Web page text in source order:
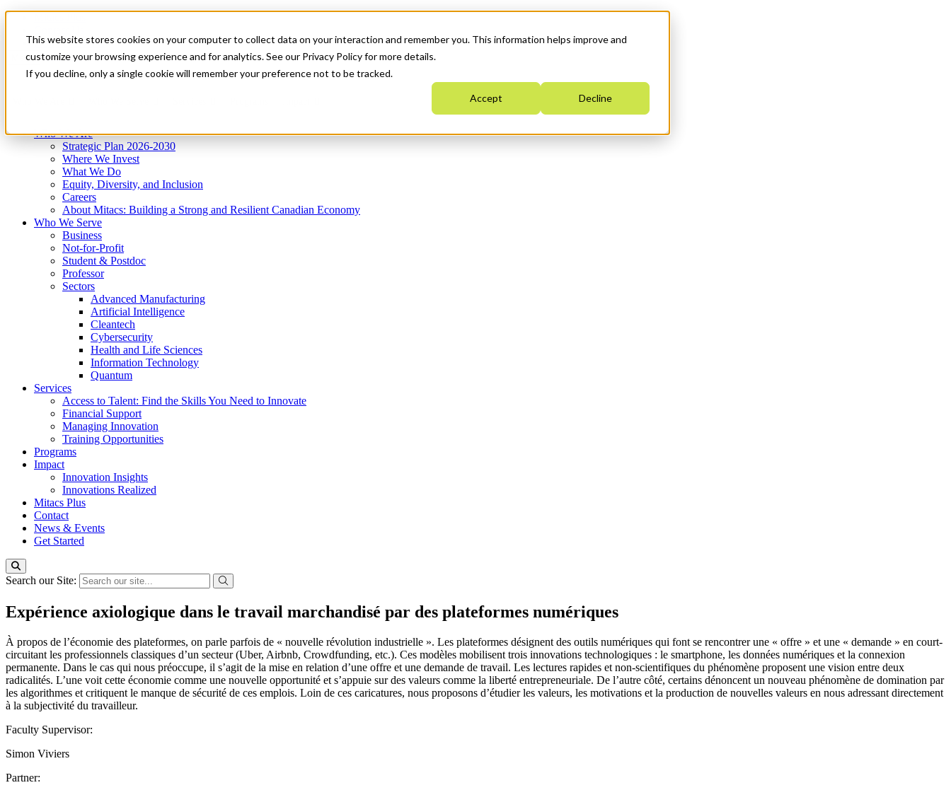
This website stores cookies on your computer to collect data on your interaction and remember you. This information helps improve and
customize your browsing experience and for analytics. See our Privacy Policy for more details.
If you decline, only a single cookie will remember your preference not to be tracked.
Accept Decline
News & Events
Get Started
Menu
Who We Are
Strategic Plan 2026-2030
Where We Invest
What We Do
Equity, Diversity, and Inclusion
Careers
About Mitacs: Building a Strong and Resilient Canadian Economy
Who We Serve
Business
Not-for-Profit
Student & Postdoc
Professor
Sectors
Advanced Manufacturing
Artificial Intelligence
Cleantech
Cybersecurity
Health and Life Sciences
Information Technology
Quantum
Services
Access to Talent: Find the Skills You Need to Innovate
Financial Support
Managing Innovation
Training Opportunities
Programs
Impact
Innovation Insights
Innovations Realized
Mitacs Plus
Contact
News & Events
Get Started
Search our Site:
Expérience axiologique dans le travail marchandisé par des plateformes numériques
À propos de l’économie des plateformes, on parle parfois de « nouvelle révolution industrielle ». Les plateformes désignent des outils numériques qui font se rencontrer une « offre » et une « demande » en court-
circuitant les professionnels classiques d’un secteur (Uber, Airbnb, Crowdfunding, etc.). Ces modèles mobilisent trois innovations technologiques : le smartphone, les données numériques et la connexion
permanente. Dans le cas qui nous préoccupe, il s’agit de la mise en relation d’une offre et une demande de travail. Les lectures rapides et non-scientifiques du phénomène proposent une vision entre deux
radicalités. L’une voit cette économie comme une nouvelle opportunité et s’appuie sur des valeurs comme la liberté entrepreneuriale. De l’autre côté, certains dénoncent un nouveau phénomène de domination par
les algorithmes et critiquent le manque de sécurité de ces emplois. Loin de ces caricatures, nous proposons d’étudier les valeurs, les motivations et la production de nouvelles valeurs en nous adressant directement
à la subjectivité du travailleur.
Faculty Supervisor:
Simon Viviers
Partner: